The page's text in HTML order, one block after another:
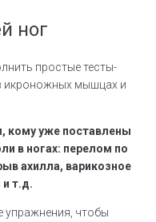
ног
простые тесты-
икроножных мышцах и
кому уже поставлены
в ногах: перелом по
ахилла, варикозное
и т.д.
упражнения, чтобы